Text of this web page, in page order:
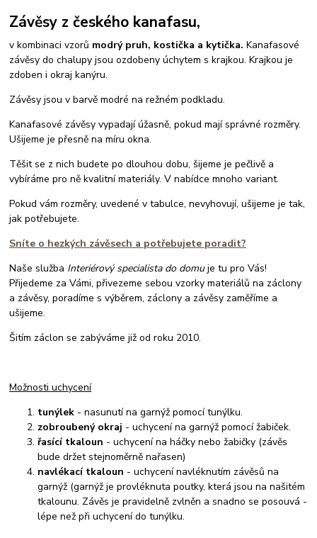
Závěsy z českého kanafasu,
v kombinaci vzorů modrý pruh, kostička a kytička.Kanafasové
závěsy do chalupy jsou ozdobeny úchytem s krajkou. Krajkou je
zdoben i okraj kanýru.
Závěsy jsou v barvě modré na režném podkladu.
Kanafasové závěsy vypadají úžasně, pokud mají správné rozměry.
Ušijeme je přesně na míru okna.
Těšit se z nich budete po dlouhou dobu, šijeme je pečlivě a
vybíráme pro ně kvalitní materiály. V nabídce mnoho variant.
Pokud vám rozměry, uvedené v tabulce, nevyhovují, ušijeme je tak,
jak potřebujete.
Sníte o hezkých závěsech a potřebujete poradit?
Naše služba Interiérový specialista do domuje tu pro Vás!
Přijedeme za Vámi, přivezeme sebou vzorky materiálů na záclony
a závěsy, poradíme s výběrem, záclony a závěsy zaměříme a
ušijeme.
Šitím záclon se zabýváme již od roku 2010.
Možnosti uchycení
tunýlek - nasunutí na garnýž pomocí tunýlku.
zobroubený okraj - uchycení na garnýž pomocí žabiček.
řasící tkaloun - uchycení na háčky nebo žabičky (závěs
bude držet stejnoměrně nařasen)
navlékací tkaloun - uchycení navléknutím závěsů na
garnýž (garnýž je provléknuta poutky, která jsou na našitém
tkalounu. Závěs je pravidelně zvlněn a snadno se posouvá -
lépe než při uchycení do tunýlku.